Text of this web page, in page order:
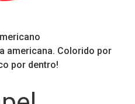
americana. Colorido por
por dentro!